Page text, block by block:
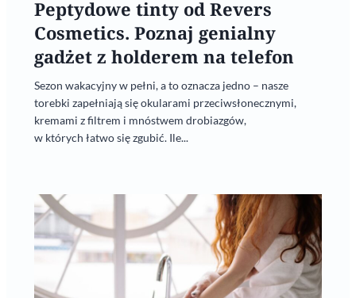
Peptydowe tinty od Revers
Cosmetics. Poznaj genialny
gadżet z holderem na telefon
Sezon wakacyjny w pełni, a to oznacza jedno – nasze
torebki zapełniają się okularami przeciwsłonecznymi,
kremami z filtrem i mnóstwem drobiazgów,
w których łatwo się zgubić. Ile...